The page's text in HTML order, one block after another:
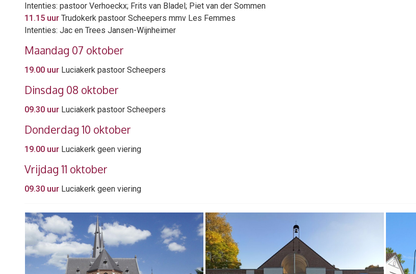
Intenties: pastoor Verhoeckx; Frits van Bladel; Piet van der Sommen
11.15 uur Trudokerk pastoor Scheepers mmv Les Femmes
Intenties: Jac en Trees Jansen-Wijnheimer
Maandag 07 oktober
19.00 uur Luciakerk pastoor Scheepers
Dinsdag 08 oktober
09.30 uur Luciakerk pastoor Scheepers
Donderdag 10 oktober
19.00 uur Luciakerk geen viering
Vrijdag 11 oktober
09.30 uur Luciakerk geen viering